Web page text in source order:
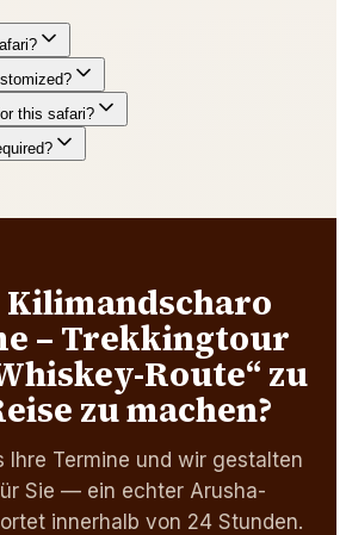
this safari?
– Trekkingtour
Route“ zu
zu machen?
Ihre Termine und wir gestalten
Sie — ein echter Arusha-
innerhalb von 24 Stunden.